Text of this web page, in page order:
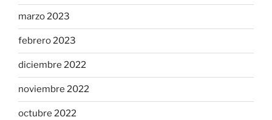
marzo 2023
febrero 2023
diciembre 2022
noviembre 2022
octubre 2022